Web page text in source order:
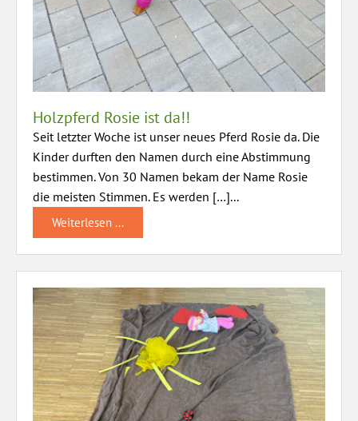
Holzpferd Rosie ist da!!
Seit letzter Woche ist unser neues Pferd Rosie da. Die
Kinder durften den Namen durch eine Abstimmung
bestimmen. Von 30 Namen bekam der Name Rosie
die meisten Stimmen. Es werden […]...
Weiterlesen ...